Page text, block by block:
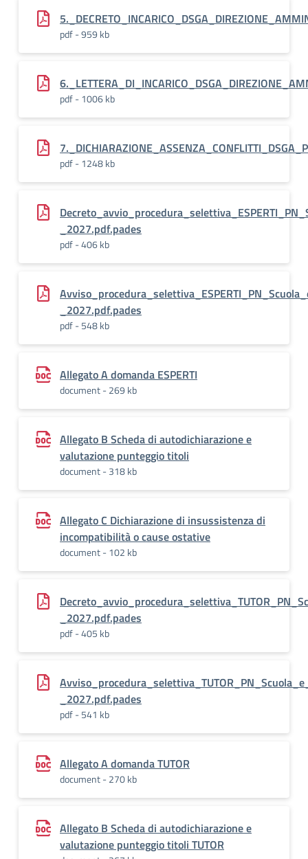
pdf - 959 kb
pdf - 1006 kb
pdf - 1248 kb
_2027.pdf.pades
pdf - 406 kb
_2027.pdf.pades
pdf - 548 kb
Allegato A domanda ESPERTI
document - 269 kb
Allegato B Scheda di autodichiarazione e
valutazione punteggio titoli
document - 318 kb
Allegato C Dichiarazione di insussistenza di
incompatibilità o cause ostative
document - 102 kb
_2027.pdf.pades
pdf - 405 kb
_2027.pdf.pades
pdf - 541 kb
Allegato A domanda TUTOR
document - 270 kb
Allegato B Scheda di autodichiarazione e
valutazione punteggio titoli TUTOR